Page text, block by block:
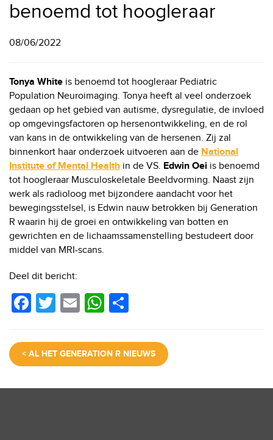
benoemd tot hoogleraar
08/06/2022
Tonya White is benoemd tot hoogleraar Pediatric
Population Neuroimaging. Tonya heeft al veel onderzoek
gedaan op het gebied van autisme, dysregulatie, de invloed
op omgevingsfactoren op hersenontwikkeling, en de rol
van kans in de ontwikkeling van de hersenen. Zij zal
binnenkort haar onderzoek uitvoeren aan de National
Institute of Mental Health in de VS. Edwin Oei is benoemd
tot hoogleraar Musculoskeletale Beeldvorming. Naast zijn
werk als radioloog met bijzondere aandacht voor het
bewegingsstelsel, is Edwin nauw betrokken bij Generation
R waarin hij de groei en ontwikkeling van botten en
gewrichten en de lichaamssamenstelling bestudeert door
middel van MRI-scans.
Deel dit bericht:
F
c
e
T
tt
er
E
ail
W
at
s
e
n
< AL HET GENERATION R NIEUWS